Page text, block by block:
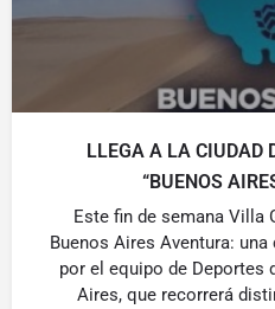
LLEGA A LA CIUDAD
“BUENOS
Este fin de semana Villa
Buenos Aires Aventura:
por el equipo de Deportes
Aires, que recorrerá